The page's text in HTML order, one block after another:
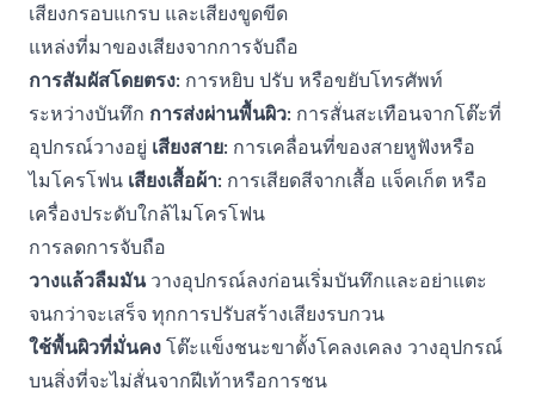
เสียงกรอบแกรบ และเสียงขูดขีด
แหล่งที่มาของเสียงจากการจับถือ
การสัมผัสโดยตรง: การหยิบ ปรับ หรือขยับโทรศัพท์
ระหว่างบันทึก การส่งผ่านพื้นผิว: การสั่นสะเทือนจากโต๊ะที่
อุปกรณ์วางอยู่ เสียงสาย: การเคลื่อนที่ของสายหูฟังหรือ
ไมโครโฟน เสียงเสื้อผ้า: การเสียดสีจากเสื้อ แจ็คเก็ต หรือ
เครื่องประดับใกล้ไมโครโฟน
การลดการจับถือ
วางแล้วลืมมันวางอุปกรณ์ลงก่อนเริ่มบันทึกและอย่าแตะ
จนกว่าจะเสร็จ ทุกการปรับสร้างเสียงรบกวน
ใช้พื้นผิวที่มั่นคงโต๊ะแข็งชนะขาตั้งโคลงเคลง วางอุปกรณ์
บนสิ่งที่จะไม่สั่นจากฝีเท้าหรือการชน